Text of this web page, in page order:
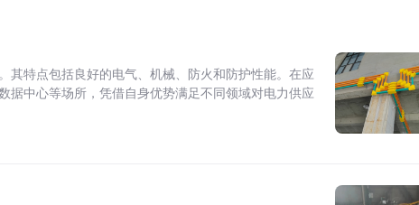
其特点包括良好的电气、机械、防火和防护性能。在应
据中心等场所，凭借自身优势满足不同领域对电力供应